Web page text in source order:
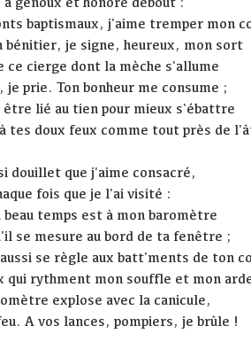
baptismaux, j'aime tremper mon
bénitier, je signe, heureux, mon sort
ce cierge dont la mèche s'allume
prie. Ton bonheur me consume ;
être lié au tien pour mieux s'ébattre
tes doux feux comme tout près de
douillet que j'aime consacré,
fois que je l'ai visité :
beau temps est à mon baromètre
se mesure au bord de ta fenêtre ;
se règle aux batt'ments de ton
qui rythment mon souffle et mon
explose avec la canicule,
A vos lances, pompiers, je brûle !